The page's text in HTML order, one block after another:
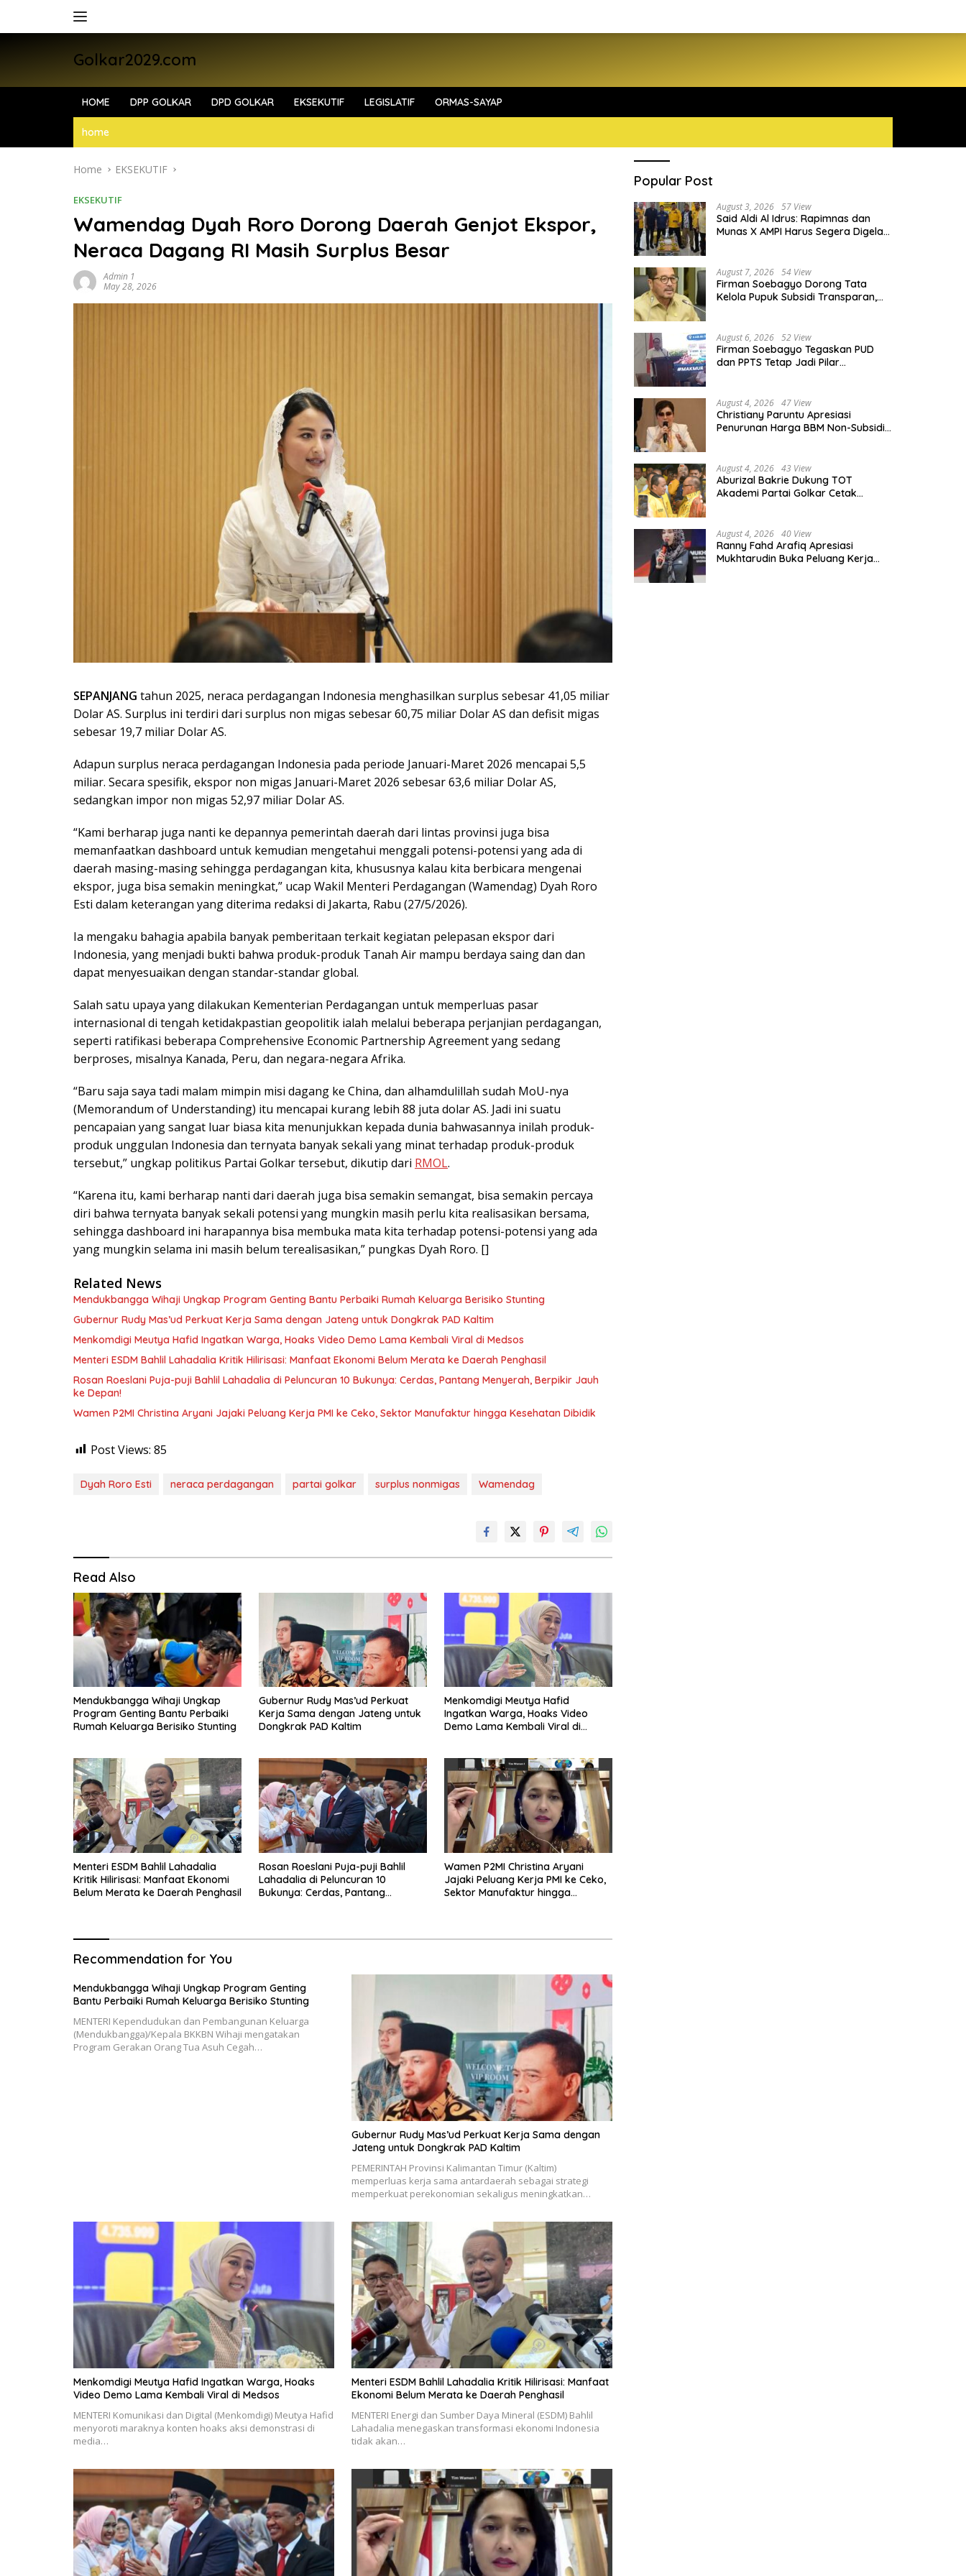
Golkar2029.com
HOME DPP GOLKAR DPD GOLKAR EKSEKUTIF LEGISLATIF ORMAS-SAYAP
home
Home EKSEKUTIF
EKSEKUTIF
Wamendag Dyah Roro Dorong Daerah Genjot Ekspor,
Neraca Dagang RI Masih Surplus Besar
Admin 1
May 28, 2026
SEPANJANG tahun 2025, neraca perdagangan Indonesia menghasilkan surplus sebesar 41,05 miliar
Dolar AS. Surplus ini terdiri dari surplus non migas sebesar 60,75 miliar Dolar AS dan defisit migas
sebesar 19,7 miliar Dolar AS.
Adapun surplus neraca perdagangan Indonesia pada periode Januari-Maret 2026 mencapai 5,5
miliar. Secara spesifik, ekspor non migas Januari-Maret 2026 sebesar 63,6 miliar Dolar AS,
sedangkan impor non migas 52,97 miliar Dolar AS.
“Kami berharap juga nanti ke depannya pemerintah daerah dari lintas provinsi juga bisa
memanfaatkan dashboard untuk kemudian mengetahui menggali potensi-potensi yang ada di
daerah masing-masing sehingga perdagangan kita, khususnya kalau kita berbicara mengenai
ekspor, juga bisa semakin meningkat,” ucap Wakil Menteri Perdagangan (Wamendag) Dyah Roro
Esti dalam keterangan yang diterima redaksi di Jakarta, Rabu (27/5/2026).
Ia mengaku bahagia apabila banyak pemberitaan terkait kegiatan pelepasan ekspor dari
Indonesia, yang menjadi bukti bahwa produk-produk Tanah Air mampu berdaya saing dan dan
dapat menyesuaikan dengan standar-standar global.
Salah satu upaya yang dilakukan Kementerian Perdagangan untuk memperluas pasar
internasional di tengah ketidakpastian geopolitik ialah melalui beberapa perjanjian perdagangan,
seperti ratifikasi beberapa Comprehensive Economic Partnership Agreement yang sedang
berproses, misalnya Kanada, Peru, dan negara-negara Afrika.
“Baru saja saya tadi malam mimpin misi dagang ke China, dan alhamdulillah sudah MoU-nya
(Memorandum of Understanding) itu mencapai kurang lebih 88 juta dolar AS. Jadi ini suatu
pencapaian yang sangat luar biasa kita menunjukkan kepada dunia bahwasannya inilah produk-
produk unggulan Indonesia dan ternyata banyak sekali yang minat terhadap produk-produk
tersebut,” ungkap politikus Partai Golkar tersebut, dikutip dari RMOL.
“Karena itu, kami berharap nanti dari daerah juga bisa semakin semangat, bisa semakin percaya
diri bahwa ternyata banyak sekali potensi yang mungkin masih perlu kita realisasikan bersama,
sehingga dashboard ini harapannya bisa membuka mata kita terhadap potensi-potensi yang ada
yang mungkin selama ini masih belum terealisasikan,” pungkas Dyah Roro. []
Related News
Mendukbangga Wihaji Ungkap Program Genting Bantu Perbaiki Rumah Keluarga Berisiko Stunting
Gubernur Rudy Mas’ud Perkuat Kerja Sama dengan Jateng untuk Dongkrak PAD Kaltim
Menkomdigi Meutya Hafid Ingatkan Warga, Hoaks Video Demo Lama Kembali Viral di Medsos
Menteri ESDM Bahlil Lahadalia Kritik Hilirisasi: Manfaat Ekonomi Belum Merata ke Daerah Penghasil
Rosan Roeslani Puja-puji Bahlil Lahadalia di Peluncuran 10 Bukunya: Cerdas, Pantang Menyerah, Berpikir Jauh
ke Depan!
Wamen P2MI Christina Aryani Jajaki Peluang Kerja PMI ke Ceko, Sektor Manufaktur hingga Kesehatan Dibidik
Post Views: 85
Dyah Roro Esti neraca perdagangan partai golkar surplus nonmigas Wamendag
Read Also
Mendukbangga Wihaji Ungkap
Program Genting Bantu Perbaiki
Rumah Keluarga Berisiko Stunting
Gubernur Rudy Mas’ud Perkuat
Kerja Sama dengan Jateng untuk
Dongkrak PAD Kaltim
Menkomdigi Meutya Hafid
Ingatkan Warga, Hoaks Video
Demo Lama Kembali Viral di
Menteri ESDM Bahlil Lahadalia
Kritik Hilirisasi: Manfaat Ekonomi
Belum Merata ke Daerah Penghasil
Rosan Roeslani Puja-puji Bahlil
Lahadalia di Peluncuran 10
Bukunya: Cerdas, Pantang
Wamen P2MI Christina Aryani
Jajaki Peluang Kerja PMI ke Ceko,
Sektor Manufaktur hingga
Recommendation for You
Mendukbangga Wihaji Ungkap Program Genting
Bantu Perbaiki Rumah Keluarga Berisiko Stunting
MENTERI Kependudukan dan Pembangunan Keluarga
(Mendukbangga)/Kepala BKKBN Wihaji mengatakan
Program Gerakan Orang Tua Asuh Cegah…
Gubernur Rudy Mas’ud Perkuat Kerja Sama dengan
Jateng untuk Dongkrak PAD Kaltim
PEMERINTAH Provinsi Kalimantan Timur (Kaltim)
memperluas kerja sama antardaerah sebagai strategi
memperkuat perekonomian sekaligus meningkatkan…
Menkomdigi Meutya Hafid Ingatkan Warga, Hoaks
Video Demo Lama Kembali Viral di Medsos
MENTERI Komunikasi dan Digital (Menkomdigi) Meutya Hafid
menyoroti maraknya konten hoaks aksi demonstrasi di
media…
Menteri ESDM Bahlil Lahadalia Kritik Hilirisasi: Manfaat
Ekonomi Belum Merata ke Daerah Penghasil
MENTERI Energi dan Sumber Daya Mineral (ESDM) Bahlil
Lahadalia menegaskan transformasi ekonomi Indonesia
tidak akan…
Popular Post
August 3, 2026 57 View
Said Aldi Al Idrus: Rapimnas dan
Munas X AMPI Harus Segera Digelar
August 7, 2026 54 View
Firman Soebagyo Dorong Tata
Kelola Pupuk Subsidi Transparan,
August 6, 2026 52 View
Firman Soebagyo Tegaskan PUD
dan PPTS Tetap Jadi Pilar
August 4, 2026 47 View
Christiany Paruntu Apresiasi
Penurunan Harga BBM Non-Subsidi,
August 4, 2026 43 View
Aburizal Bakrie Dukung TOT
Akademi Partai Golkar Cetak
August 4, 2026 40 View
Ranny Fahd Arafiq Apresiasi
Mukhtarudin Buka Peluang Kerja